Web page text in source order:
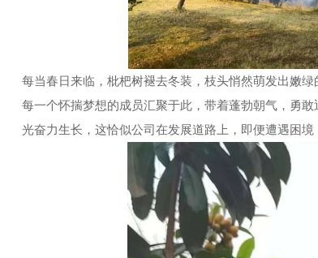
每当春日来临，枇杷树褪去冬装，枝头悄然萌发出嫩
每一个怀揣梦想的成员汇聚于此，带着蓬勃朝气，勇
光奋力生长，这恰似公司在发展道路上，即便遭遇困境